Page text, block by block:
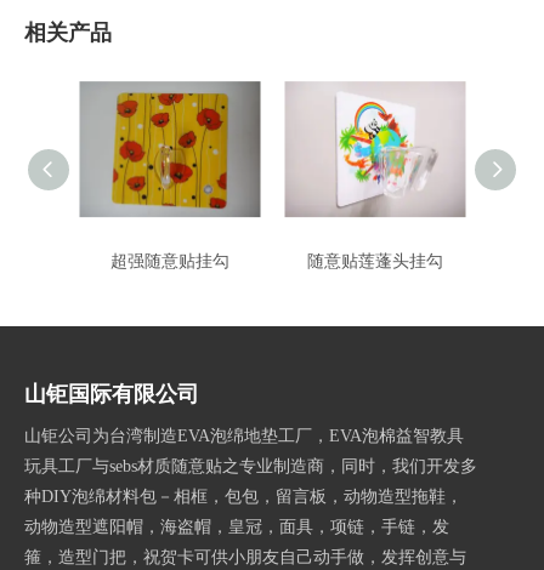
相关产品
超强随意贴挂勾 随意贴莲蓬头挂勾
山钜国际有限公司
山钜公司为台湾制造EVA泡绵地垫工厂，EVA泡棉益智教具
玩具工厂与sebs材质随意贴之专业制造商，同时，我们开发多
种DIY泡绵材料包－相框，包包，留言板，动物造型拖鞋，
动物造型遮阳帽，海盗帽，皇冠，面具，项链，手链，发
箍，造型门把，祝贺卡可供小朋友自己动手做，发挥创意与